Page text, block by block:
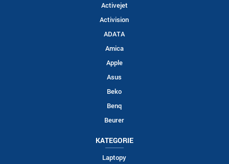
Activejet
Activision
ADATA
Amica
Apple
Asus
Beko
Benq
Beurer
KATEGORIE
Laptopy